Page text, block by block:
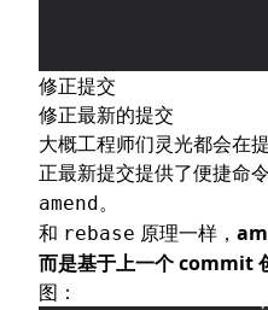
修正提交
修正最新的提交
大概工程师们灵光都会在
正最新提交提供了便捷命令
amend。
和 rebase 原理一样，
而是基于上一个 commit
图：